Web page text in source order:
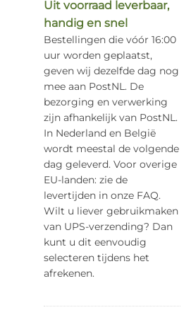
Uit voorraad leverbaar,
handig en snel
Bestellingen die vóór 16:00
uur worden geplaatst,
geven wij dezelfde dag nog
mee aan PostNL. De
bezorging en verwerking
zijn afhankelijk van PostNL.
In Nederland en België
wordt meestal de volgende
dag geleverd. Voor overige
EU-landen: zie de
levertijden in onze FAQ.
Wilt u liever gebruikmaken
van UPS-verzending? Dan
kunt u dit eenvoudig
selecteren tijdens het
afrekenen.